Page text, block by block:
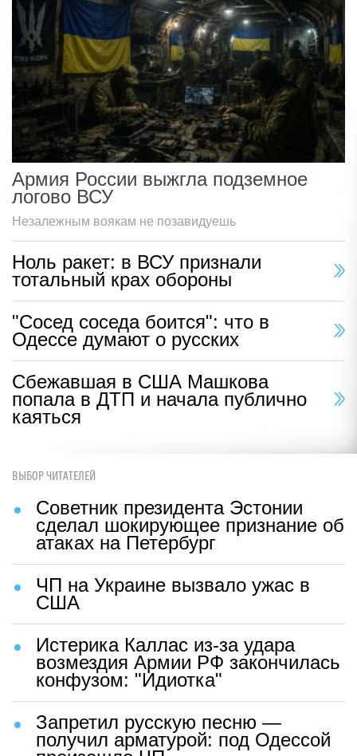
Армия России выжгла подземное
логово ВСУ
Незалежным воякам не позавидуешь
Ноль ракет: в ВСУ признали
тотальный крах обороны
"Сосед соседа боится": что в
Одессе думают о русских
Сбежавшая в США Машкова
попала в ДТП и начала публично
каяться
ВЫБОР ЧИТАТЕЛЕЙ
Советник президента Эстонии
сделал шокирующее признание об
атаках на Петербург
ЧП на Украине вызвало ужас в
США
Истерика Каллас из-за удара
возмездия Армии РФ закончилась
конфузом: "Идиотка"
Запретил русскую песню —
получил арматурой: под Одессой